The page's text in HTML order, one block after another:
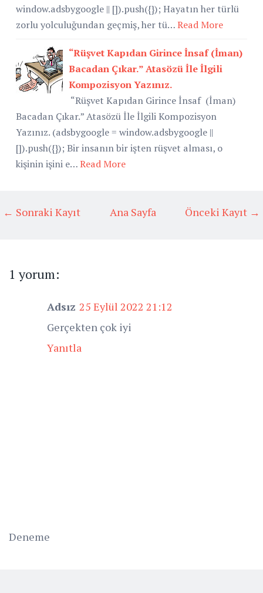
window.adsbygoogle || []).push({}); Hayatın her türlü
zorlu yolculuğundan geçmiş, her tü…Read More
“Rüşvet Kapıdan Girince İnsaf (İman)
Bacadan Çıkar.” Atasözü İle İlgili
Kompozisyon Yazınız.
“Rüşvet Kapıdan Girince İnsaf (İman)
Bacadan Çıkar.” Atasözü İle İlgili Kompozisyon
Yazınız. (adsbygoogle = window.adsbygoogle ||
[]).push({}); Bir insanın bir işten rüşvet alması, o
kişinin işini e…Read More
← Sonraki Kayıt Önceki Kayıt →
Ana Sayfa
1 yorum:
Adsız 25 Eylül 2022 21:12
Gerçekten çok iyi
Yanıtla
Deneme